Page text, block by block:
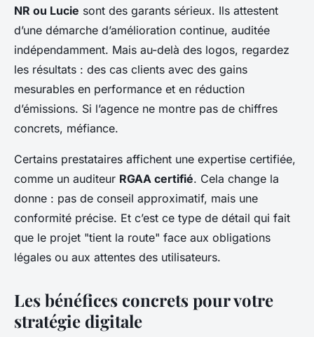
NR ou Lucie sont des garants sérieux. Ils attestent
d’une démarche d’amélioration continue, auditée
indépendamment. Mais au-delà des logos, regardez
les résultats : des cas clients avec des gains
mesurables en performance et en réduction
d’émissions. Si l’agence ne montre pas de chiffres
concrets, méfiance.
Certains prestataires affichent une expertise certifiée,
comme un auditeur RGAA certifié. Cela change la
donne : pas de conseil approximatif, mais une
conformité précise. Et c’est ce type de détail qui fait
que le projet "tient la route" face aux obligations
légales ou aux attentes des utilisateurs.
Les bénéfices concrets pour votre
stratégie digitale